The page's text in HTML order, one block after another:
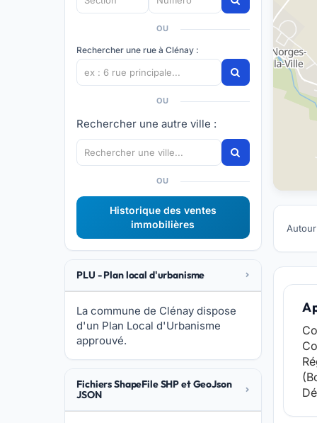
OU
Rechercher une rue à Clénay :
OU
Rechercher une autre ville :
OU
Historique des ventes
immobilières
PLU - Plan local d'urbanisme
La commune de Clénay dispose
d'un Plan Local d'Urbanisme
approuvé.
Fichiers ShapeFile SHP et GeoJson
JSON
A